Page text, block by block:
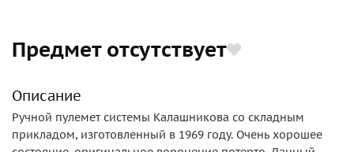
Предмет отсутствует
Описание
Ручной пулемет системы Калашникова со складным
прикладом, изготовленный в 1969 году. Очень хорошее